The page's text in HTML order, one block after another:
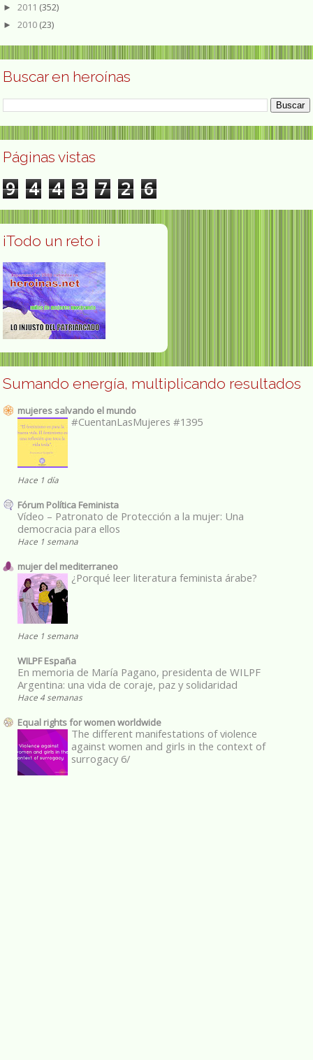
► 2011 (352)
► 2010 (23)
Buscar en heroínas
Páginas vistas
9 4 4 3 7 2 6
¡Todo un reto ¡
Sumando energía, multiplicando resultados
mujeres salvando el mundo
#CuentanLasMujeres #1395
Hace 1 día
Fórum Política Feminista
Vídeo – Patronato de Protección a la mujer: Una
democracia para ellos
Hace 1 semana
mujer del mediterraneo
¿Porqué leer literatura feminista árabe?
Hace 1 semana
WILPF España
En memoria de María Pagano, presidenta de WILPF
Argentina: una vida de coraje, paz y solidaridad
Hace 4 semanas
Equal rights for women worldwide
The different manifestations of violence
against women and girls in the context of
surrogacy 6/